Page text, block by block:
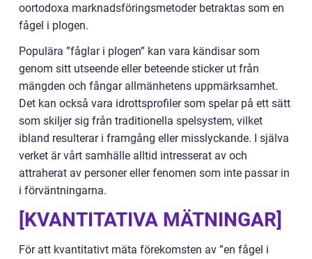
oortodoxa marknadsföringsmetoder betraktas som en
fågel i plogen.
Populära ”fåglar i plogen” kan vara kändisar som
genom sitt utseende eller beteende sticker ut från
mängden och fångar allmänhetens uppmärksamhet.
Det kan också vara idrottsprofiler som spelar på ett sätt
som skiljer sig från traditionella spelsystem, vilket
ibland resulterar i framgång eller misslyckande. I själva
verket är vårt samhälle alltid intresserat av och
attraherat av personer eller fenomen som inte passar in
i förväntningarna.
[KVANTITATIVA MÄTNINGAR]
För att kvantitativt mäta förekomsten av ”en fågel i